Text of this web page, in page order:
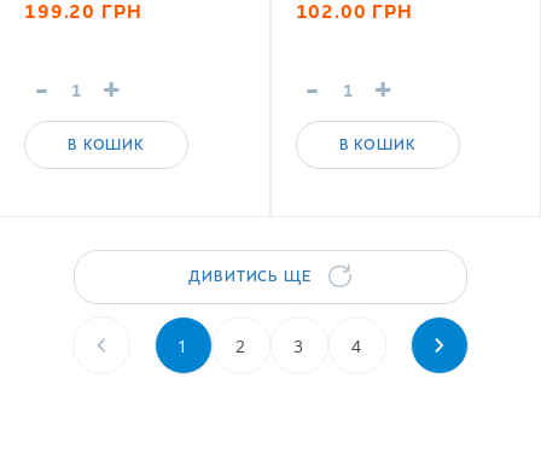
199.20 ГРН
- +
В КОШИК
102.00 ГРН
- +
В КОШИК
ДИВИТИСЬ ЩЕ
1 2 3 4